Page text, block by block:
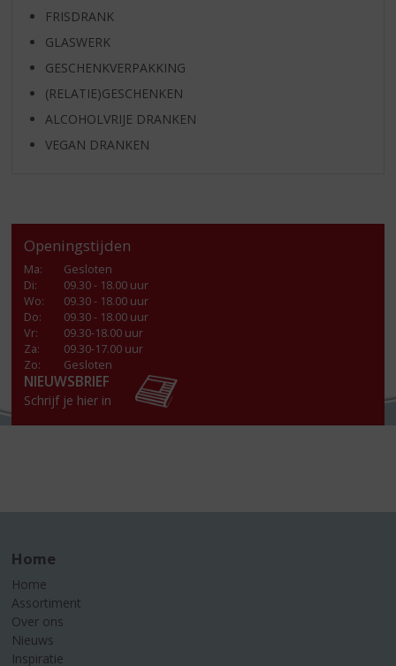
FRISDRANK
GLASWERK
GESCHENKVERPAKKING
(RELATIE)GESCHENKEN
ALCOHOLVRIJE DRANKEN
VEGAN DRANKEN
Openingstijden
Ma:
Gesloten
Di:
09.30 - 18.00 uur
Wo:
09.30 - 18.00 uur
Do:
09.30 - 18.00 uur
Vr:
09.30-18.00 uur
Za:
09.30-17.00 uur
Zo:
Gesloten
NIEUWSBRIEF
Schrijf je hier in
Home
Home
Assortiment
Over ons
Nieuws
Inspiratie